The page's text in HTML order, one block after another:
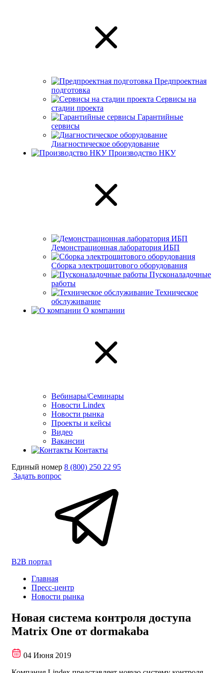
Предпроектная
подготовка
Сервисы на
стадии проекта
Гарантийные
сервисы
Диагностическое оборудование
Производство НКУ
Демонстрационная лаборатория ИБП
Сборка электрощитового оборудования
Пусконаладочные
работы
Техническое
обслуживание
О компании
Вебинары/Семинары
Новости Lindex
Новости рынка
Проекты и кейсы
Видео
Вакансии
Контакты
Единый номер 8 (800) 250 22 95
Задать вопрос
B2B портал
Главная
Пресс-центр
Новости рынка
Новая система контроля доступа
Matrix One от dormakaba
04 Июня 2019